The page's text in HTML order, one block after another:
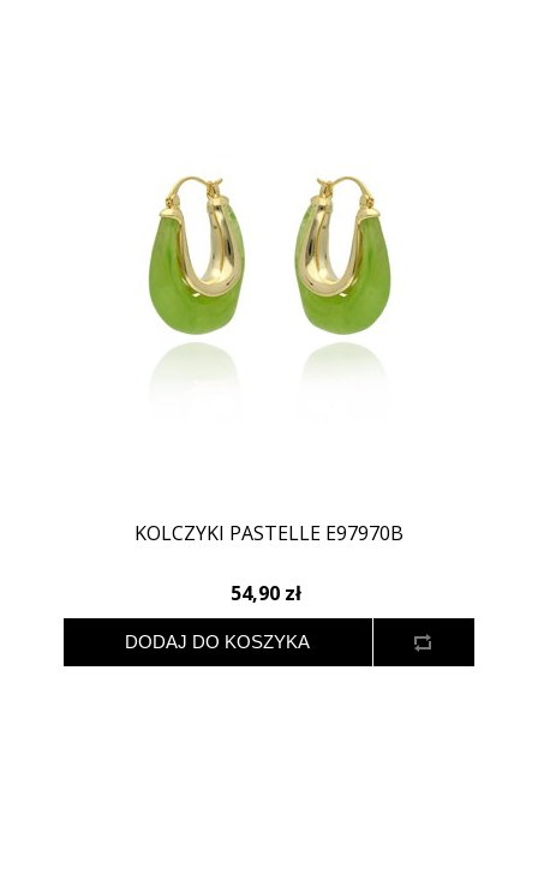
KOLCZYKI PASTELLE E97970B
54,90 zł